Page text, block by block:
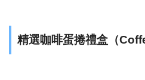
精選咖啡蛋捲禮盒（